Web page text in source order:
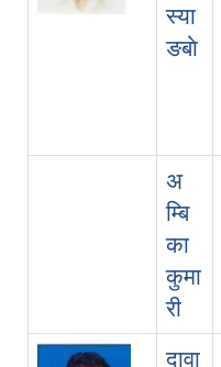
स्या
ङबाे
अ
म्बि
का
कुमा
री
दावा